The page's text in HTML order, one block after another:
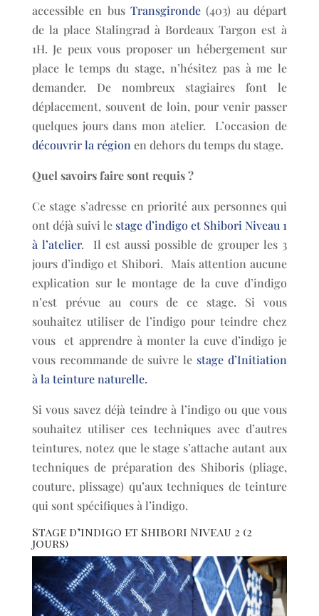
accessible en bus Transgironde(403) au départ
de la place Stalingrad à Bordeaux Targon est à
1H. Je peux vous proposer un hébergement sur
place le temps du stage, n’hésitez pas à me le
demander. De nombreux stagiaires font le
déplacement, souvent de loin, pour venir passer
quelques jours dans mon atelier. L’occasion de
découvrir la régionen dehors du temps du stage.
Quel savoirs faire sont requis ?
Ce stage s’adresse en priorité aux personnes qui
ont déjà suivi lestage d’indigo et Shibori Niveau 1
à l’atelier. Il est aussi possible de grouper les 3
jours d’indigo et Shibori. Mais attention aucune
explication sur le montage de la cuve d’indigo
n’est prévue au cours de ce stage. Si vous
souhaitez utiliser de l’indigo pour teindre chez
vous et apprendre à monter la cuve d’indigo je
vous recommande de suivre lestage d’Initiation
à la teinture naturelle.
Si vous savez déjà teindre à l’indigo ou que vous
souhaitez utiliser ces techniques avec d’autres
teintures, notez que le stage s’attache autant aux
techniques de préparation des Shiboris (pliage,
couture, plissage) qu’aux techniques de teinture
qui sont spécifiques à l’indigo.
Stage d’indigo et Shibori Niveau 2 (2
jours)